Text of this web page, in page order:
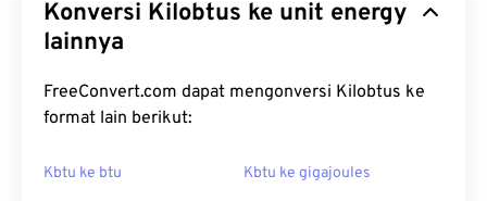
Konversi Kilobtus ke unit energy
lainnya
FreeConvert.com dapat mengonversi Kilobtus ke
format lain berikut:
Kbtu ke btu Kbtu ke gigajoules